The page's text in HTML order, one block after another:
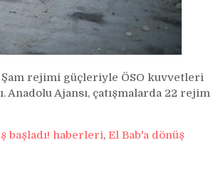
Şam rejimi güçleriyle ÖSO kuvvetleri
Anadolu Ajansı, çatışmalarda 22 rejim
başladı! haberleri, El Bab'a dönüş